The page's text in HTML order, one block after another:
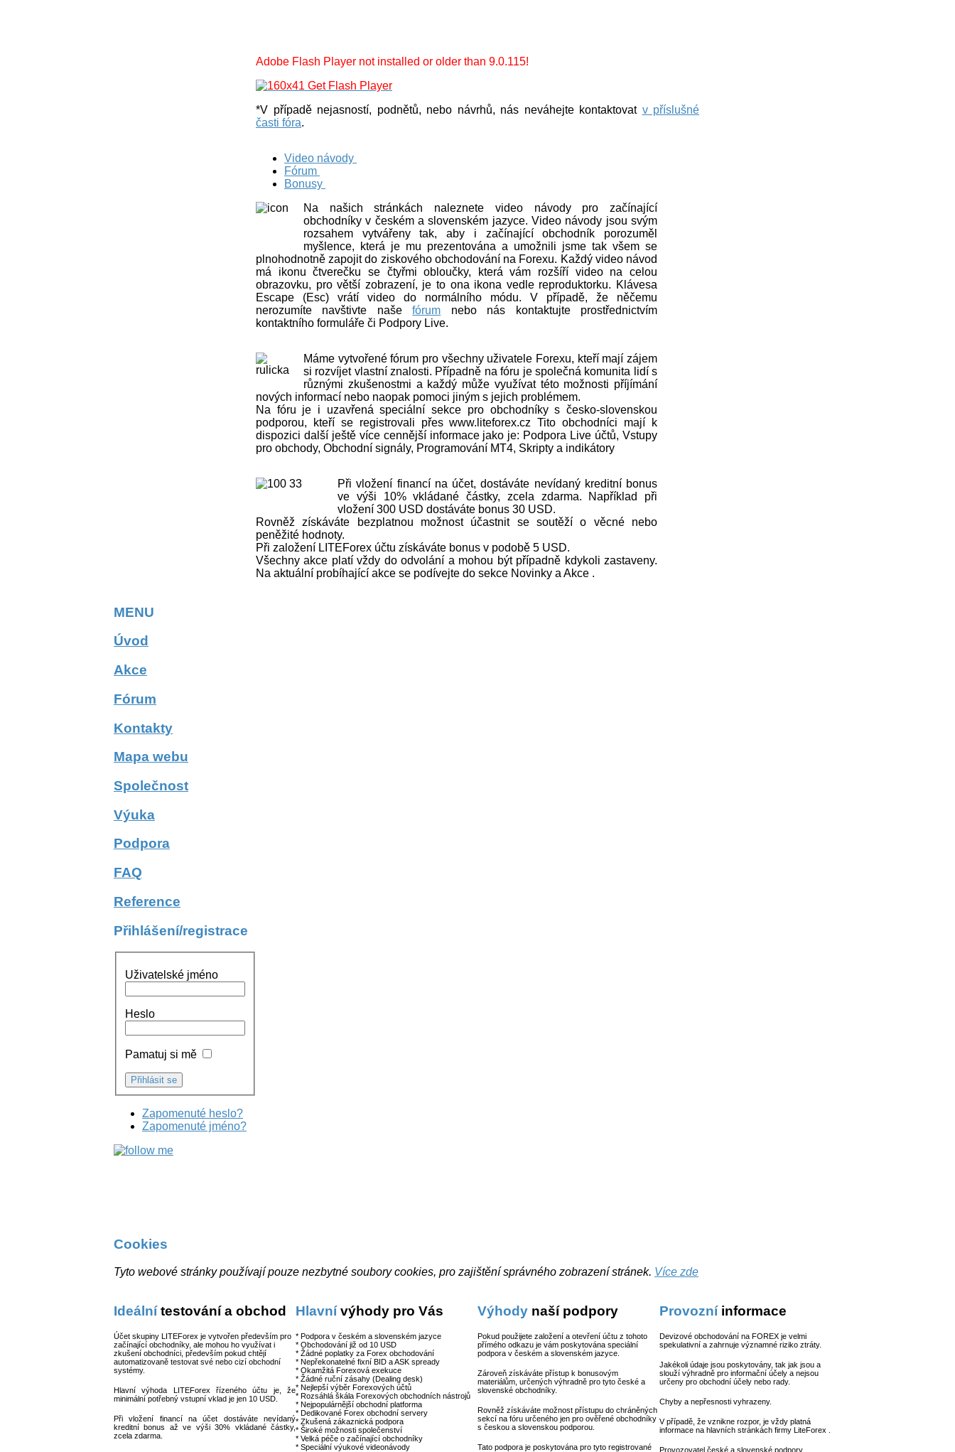
Adobe Flash Player not installed or older than 9.0.115!
*V případě nejasností, podnětů, nebo návrhů, nás neváhejte kontaktovat v příslušné
časti fóra.
Video návody
Fórum
Bonusy
Na našich stránkách naleznete video návody pro začínající
obchodníky v českém a slovenském jazyce. Video návody jsou svým
rozsahem vytvářeny tak, aby i začínající obchodník porozuměl
myšlence, která je mu prezentována a umožnili jsme tak všem se
plnohodnotně zapojit do ziskového obchodování na Forexu. Každý video návod
má ikonu čtverečku se čtyřmi obloučky, která vám rozšíří video na celou
obrazovku, pro větší zobrazení, je to ona ikona vedle reproduktorku. Klávesa
Escape (Esc) vrátí video do normálního módu. V případě, že něčemu
nerozumíte navštivte našefórum nebo nás kontaktujte prostřednictvím
kontaktního formuláře či Podpory Live.
Máme vytvořené fórum pro všechny uživatele Forexu, kteří mají zájem
si rozvíjet vlastní znalosti. Případně na fóru je společná komunita lidí s
různými zkušenostmi a každý může využívat této možnosti příjímání
nových informací nebo naopak pomoci jiným s jejich problémem.
Na fóru je i uzavřená speciální sekce pro obchodníky s česko-slovenskou
podporou, kteří se registrovali přes www.liteforex.cz Tito obchodníci mají k
dispozici další ještě více cennější informace jako je: Podpora Live účtů, Vstupy
pro obchody, Obchodní signály, Programování MT4, Skripty a indikátory
Při vložení financí na účet, dostáváte nevídaný kreditní bonus
ve výši 10% vkládané částky, zcela zdarma. Například při
vložení 300 USD dostáváte bonus 30 USD.
Rovněž získáváte bezplatnou možnost účastnit se soutěží o věcné nebo
peněžité hodnoty.
Při založení LITEForex účtu získáváte bonus v podobě 5 USD.
Všechny akce platí vždy do odvolání a mohou být případně kdykoli zastaveny.
Na aktuální probíhající akce se podívejte do sekce Novinky a Akce .
MENU
Úvod
Akce
Fórum
Kontakty
Mapa webu
Společnost
Výuka
Podpora
FAQ
Reference
Přihlášení/registrace
Uživatelské jméno
Heslo
Pamatuj si mě
Zapomenuté heslo?
Zapomenuté jméno?
Cookies
Tyto webové stránky používají pouze nezbytné soubory cookies, pro zajištění správného zobrazení stránek. Více zde
Ideálnítestování a obchod
Účet skupiny LITEForex je vytvořen především pro
začínající obchodníky, ale mohou ho využívat i
zkušení obchodníci, především pokud chtějí
automatizovaně testovat své nebo cizí obchodní
systémy.
Hlavní výhoda LITEForex řízeného účtu je, že
minimální potřebný vstupní vklad je jen 10 USD.
Při vložení financí na účet dostáváte nevídaný
kreditní bonus až ve výši 30% vkládané částky,
zcela zdarma.
Hlavnívýhody pro Vás
* Podpora v českém a slovenském jazyce
* Obchodování již od 10 USD
* Žádné poplatky za Forex obchodování
* Nepřekonatelné fixní BID a ASK spready
* Okamžitá Forexová exekuce
* Žádné ruční zásahy (Dealing desk)
* Nejlepší výběr Forexových účtů
* Rozsáhlá škála Forexových obchodních nástrojů
* Nejpopulárnější obchodní platforma
* Dedikované Forex obchodní servery
* Zkušená zákaznická podpora
* Široké možnosti společenství
* Velká péče o začínající obchodníky
* Speciální výukové videonávody
Výhody naší podpory
Pokud použijete založení a otevření účtu z tohoto
přímého odkazu je vám poskytována speciální
podpora v českém a slovenském jazyce.
Zároveň získáváte přístup k bonusovým
materiálům, určených výhradně pro tyto české a
slovenské obchodníky.
Rovněž získáváte možnost přístupu do chráněných
sekcí na fóru určeného jen pro ověřené obchodníky
s českou a slovenskou podporou.
Tato podpora je poskytována pro tyto registrované
Provozní informace
Devizové obchodování na FOREX je velmi
spekulativní a zahrnuje významné riziko ztráty.
Jakékoli údaje jsou poskytovány, tak jak jsou a
slouží výhradně pro informační účely a nejsou
určeny pro obchodní účely nebo rady.
Chyby a nepřesnosti vyhrazeny.
V případě, že vznikne rozpor, je vždy platná
informace na hlavních stránkách firmy LiteForex .
Provozovatel české a slovenské podpory